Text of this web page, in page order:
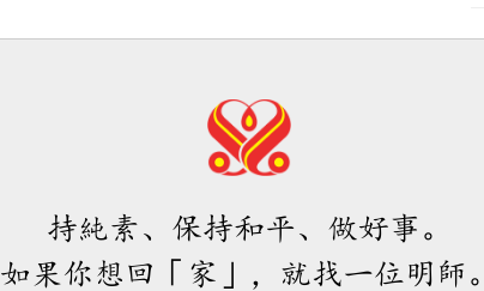
持純素、保持和平、做好事。
如果你想回「家」，就找一位明師。